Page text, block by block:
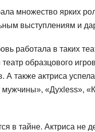
множество ярких
выступлениям и
работала в таких
образцового
также актриса
«Духless»,
в тайне. Актриса не